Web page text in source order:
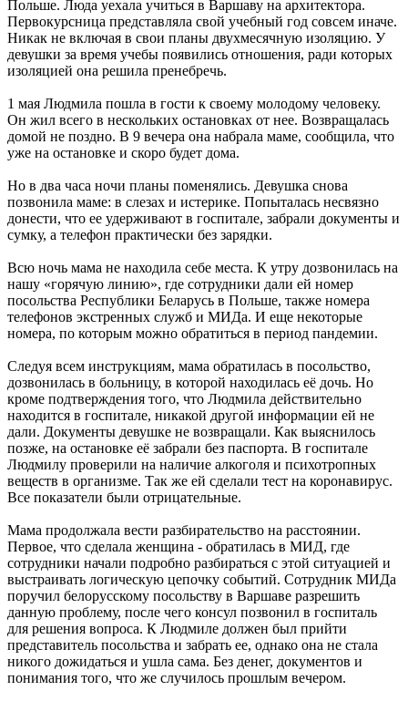
Польше. Люда уехала учиться в Варшаву на архитектора.
Первокурсница представляла свой учебный год совсем иначе.
Никак не включая в свои планы двухмесячную изоляцию. У
девушки за время учебы появились отношения, ради которых
изоляцией она решила пренебречь.
1 мая Людмила пошла в гости к своему молодому человеку.
Он жил всего в нескольких остановках от нее. Возвращалась
домой не поздно. В 9 вечера она набрала маме, сообщила, что
уже на остановке и скоро будет дома.
Но в два часа ночи планы поменялись. Девушка снова
позвонила маме: в слезах и истерике. Попыталась несвязно
донести, что ее удерживают в госпитале, забрали документы и
сумку, а телефон практически без зарядки.
Всю ночь мама не находила себе места. К утру дозвонилась на
нашу «горячую линию», где сотрудники дали ей номер
посольства Республики Беларусь в Польше, также номера
телефонов экстренных служб и МИДа. И еще некоторые
номера, по которым можно обратиться в период пандемии.
Следуя всем инструкциям, мама обратилась в посольство,
дозвонилась в больницу, в которой находилась её дочь. Но
кроме подтверждения того, что Людмила действительно
находится в госпитале, никакой другой информации ей не
дали. Документы девушке не возвращали. Как выяснилось
позже, на остановке её забрали без паспорта. В госпитале
Людмилу проверили на наличие алкоголя и психотропных
веществ в организме. Так же ей сделали тест на коронавирус.
Все показатели были отрицательные.
Мама продолжала вести разбирательство на расстоянии.
Первое, что сделала женщина - обратилась в МИД, где
сотрудники начали подробно разбираться с этой ситуацией и
выстраивать логическую цепочку событий. Сотрудник МИДа
поручил белорусскому посольству в Варшаве разрешить
данную проблему, после чего консул позвонил в госпиталь
для решения вопроса. К Людмиле должен был прийти
представитель посольства и забрать ее, однако она не стала
никого дожидаться и ушла сама. Без денег, документов и
понимания того, что же случилось прошлым вечером.